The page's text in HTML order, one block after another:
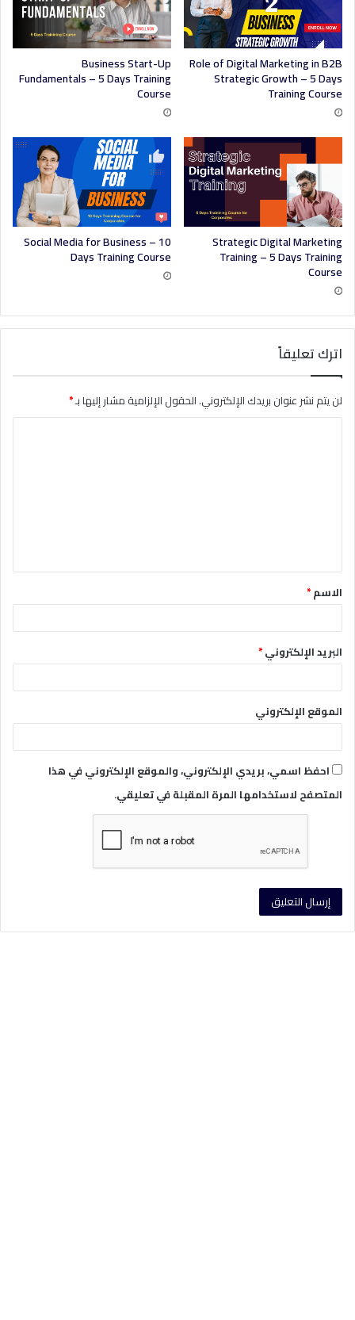
Role of Digital Marketing in B2B
Strategic Growth – 5 Days
Training Course
Business Start-Up
Fundamentals – 5 Days Training
Course
Strategic Digital Marketing
Training – 5 Days Training
Course
Social Media for Business – 10
Days Training Course
اترك تعليقاً
لن يتم نشر عنوان بريدك الإلكتروني.الحقول الإلزامية مشار إليها بـ*
ق
*الاسم*
البريد الإلكتروني*
الموقع الإلكتروني
احفظ اسمي، بريدي الإلكتروني، والموقع الإلكتروني في هذا
المتصفح لاستخدامها المرة المقبلة في تعليقي.